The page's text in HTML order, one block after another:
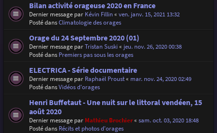
Bilan activité orageuse 2020 en France
Dernier message par Kévin Fillin« ven. janv. 15, 2021 13:32
Posté dansClimatologie des orages
Orage du 24 Septembre 2020 (01)
Dernier message parTristan Suski« jeu. nov. 26, 2020 00:38
Posté dans Premiers pas sous les orages
ELECTRICA - Série documentaire
Dernier message par Raphaël Proust« mar. nov. 24, 2020 02:49
Posté dansVidéos d'orages
Henri Buffetaut - Une nuit sur le littoral vendéen, 15
août 2020
Dernier message par Mathieu Brochier« sam. oct. 03, 2020 18:48
Posté dans Récits et photos d'orages